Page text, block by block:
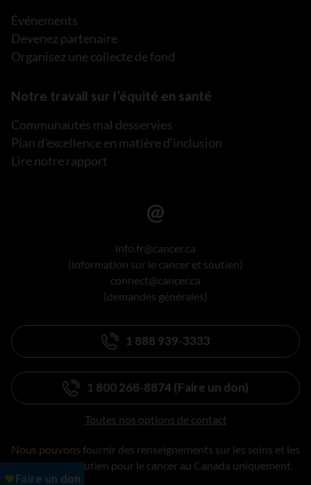
Événements
Devenez partenaire
Organisez une collecte de fond
Notre travail sur l’équité en santé
Communautés mal desservies
Plan d’excellence en matière d’inclusion
Lire notre rapport
info.fr@cancer.ca
(information sur le cancer et soutien)
connect@cancer.ca
(demandes générales)
1 888 939-3333
1 800 268-8874 (Faire un don)
Toutes nos options de contact
Nous pouvons fournir des renseignements sur les soins et les
services de soutien pour le cancer au Canada uniquement.